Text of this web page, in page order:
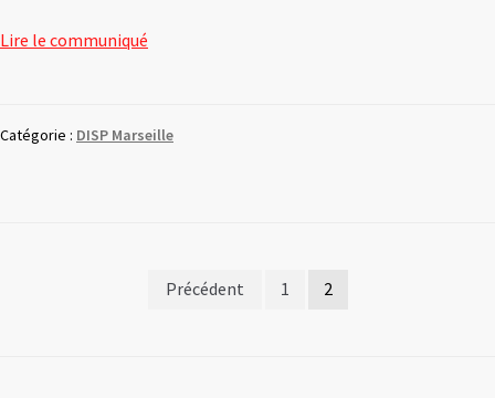
Lire le communiqué
Catégorie : DISP Marseille
Précédent 1 2